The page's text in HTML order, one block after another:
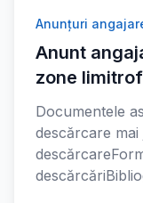
Anunțuri
Anunt
zone
Documentele
descărcare